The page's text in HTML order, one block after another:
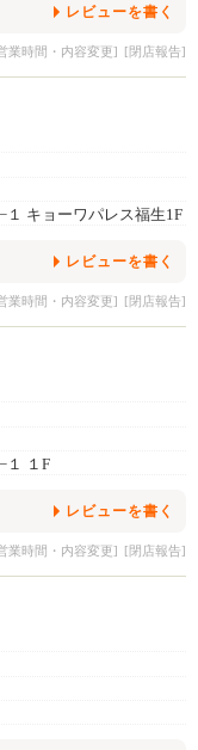
レビューを書く
業時間・内容変更] [閉店報告]
１ キョーワパレス福生1F
レビューを書く
業時間・内容変更] [閉店報告]
１ １F
レビューを書く
業時間・内容変更] [閉店報告]